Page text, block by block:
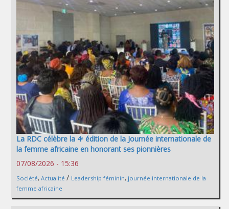
La RDC célèbre la 4ᵉ édition de la Journée internationale de
la femme africaine en honorant ses pionnières
07/08/2026 - 15:36
Société, Actualité / Leadership féminin, journée internationale de la
femme africaine